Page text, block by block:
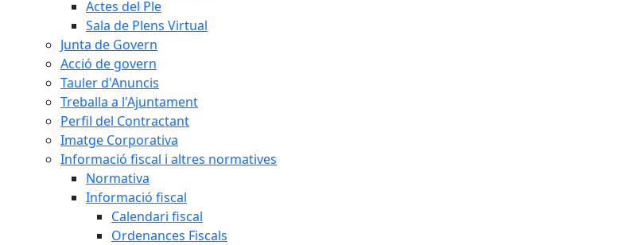
Actes del Ple
Sala de Plens Virtual
Junta de Govern
Acció de govern
Tauler d'Anuncis
Treballa a l'Ajuntament
Perfil del Contractant
Imatge Corporativa
Informació fiscal i altres normatives
Normativa
Informació fiscal
Calendari fiscal
Ordenances Fiscals